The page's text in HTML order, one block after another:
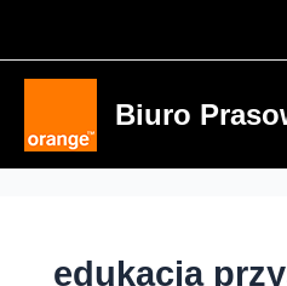
Biuro
edukacja